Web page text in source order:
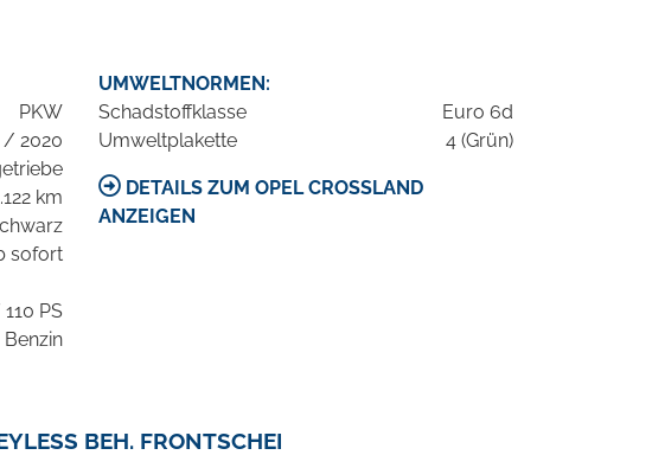
PKW
/ 2020
km
sofort
PS
Benzin
UMWELTNORMEN:
Schadstoffklasse
Euro 6d
Umweltplakette
4 (Grün)
DETAILS ZUM OPEL CROSSLAND
ANZEIGEN
BEH. FRONTSCHEI